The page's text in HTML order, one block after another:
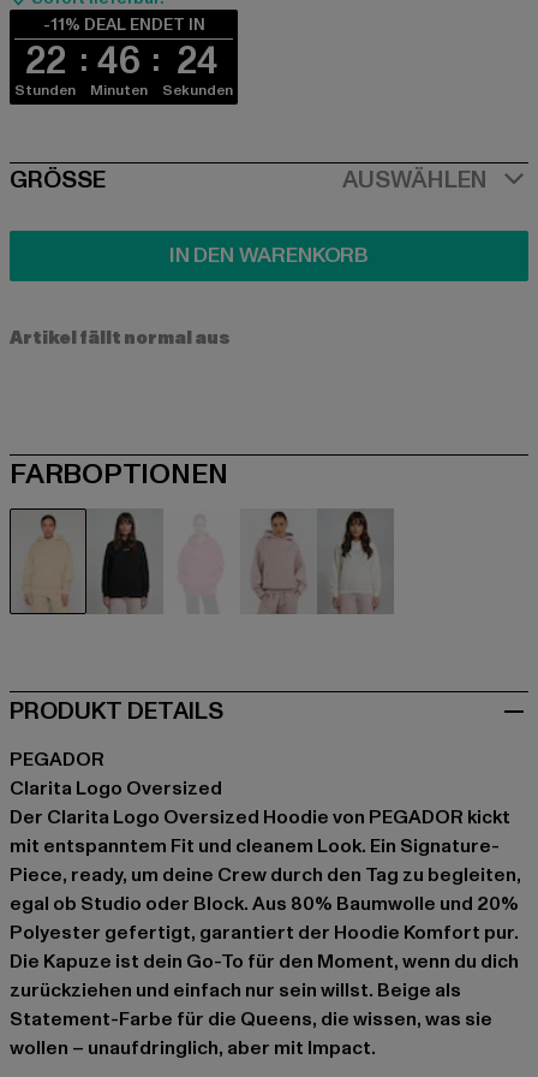
-11% DEAL ENDET IN
22
Stunden
46
Minuten
24
Sekunden
SIZE
GRÖSSE AUSWÄHLEN
IN DEN WARENKORB
Artikel fällt normal aus
FARBOPTIONEN
PRODUKT DETAILS
PEGADOR
Clarita Logo Oversized
Der Clarita Logo Oversized Hoodie von PEGADOR kickt
mit entspanntem Fit und cleanem Look. Ein Signature-
Piece, ready, um deine Crew durch den Tag zu begleiten,
egal ob Studio oder Block. Aus 80% Baumwolle und 20%
Polyester gefertigt, garantiert der Hoodie Komfort pur.
Die Kapuze ist dein Go-To für den Moment, wenn du dich
zurückziehen und einfach nur sein willst. Beige als
Statement-Farbe für die Queens, die wissen, was sie
wollen – unaufdringlich, aber mit Impact.